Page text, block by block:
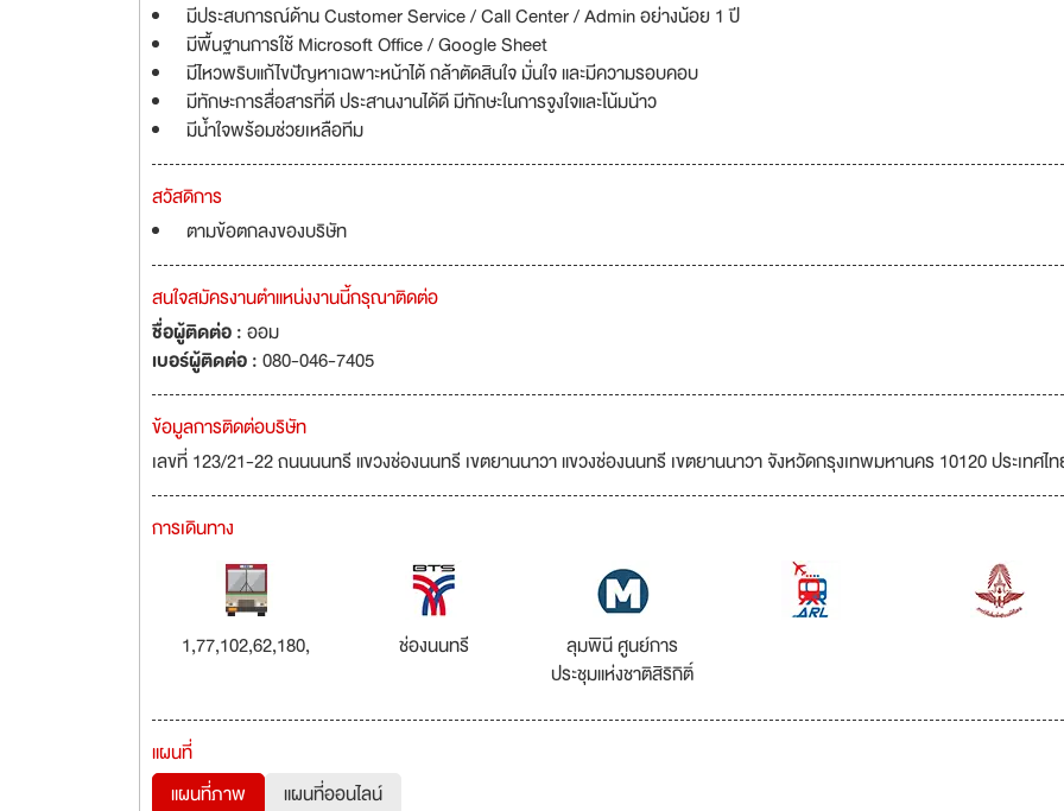
มีประสบการณ์ด้าน Customer Service / Call Center / Admin อย่างน้อย 1 ปี
มีพื้นฐานการใช้ Microsoft Office / Google Sheet
มีไหวพริบแก้ไขปัญหาเฉพาะหน้าได้ กล้าตัดสินใจ มั่นใจ และมีความรอบคอบ
มีทักษะการสื่อสารที่ดี ประสานงานได้ดี มีทักษะในการจูงใจและโน้มน้าว
มีน้ำใจพร้อมช่วยเหลือทีม
สวัสดิการ
ตามข้อตกลงของบริษัท
สนใจสมัครงานตำแหน่งงานนี้กรุณาติดต่อ
ชื่อผู้ติดต่อ :ออม
เบอร์ผู้ติดต่อ :080-046-7405
ข้อมูลการติดต่อบริษัท
เลขที่ 123/21-22 ถนนนนทรี แขวงช่องนนทรี เขตยานนาวา แขวงช่องนนทรี เขตยานนาวา จังหวัดกรุงเทพมหานคร 10120 ประเทศไ
การเดินทาง
1,77,102,62,180, ช่องนนทรี
ลุมพินี ศูนย์การ
ประชุมแห่งชาติสิริกิติ์
แผนที่
แผนที่ภาพ
แผนที่ออนไลน์